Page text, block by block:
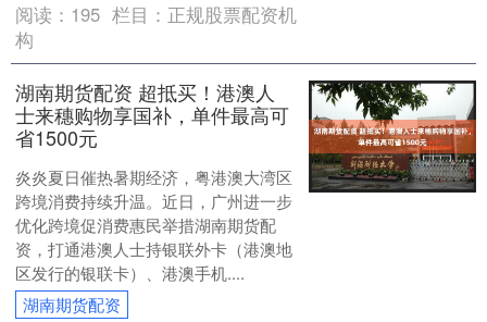
阅读： 195 栏目： 正规股票配资机
构
湖南期货配资 超抵买！港澳人
士来穗购物享国补，单件最高可
省1500元
炎炎夏日催热暑期经济，粤港澳大湾区
跨境消费持续升温。近日，广州进一步
优化跨境促消费惠民举措湖南期货配
资，打通港澳人士持银联外卡（港澳地
区发行的银联卡）、港澳手机....
湖南期货配资